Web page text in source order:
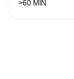
>60 MIN